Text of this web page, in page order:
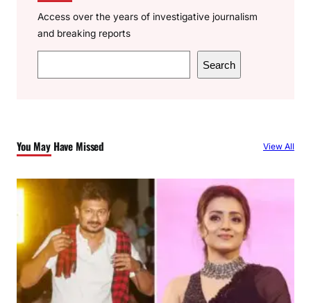
Access over the years of investigative journalism
and breaking reports
e
h
Search
You May Have Missed View All